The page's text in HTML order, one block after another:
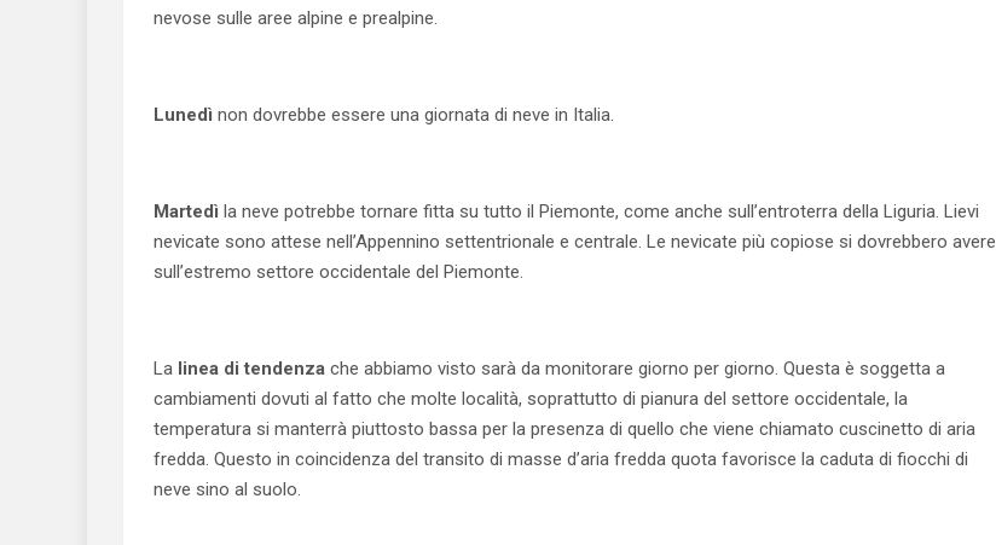
nevose sulle aree alpine e prealpine.
Lunedì non dovrebbe essere una giornata di neve in Italia.
Martedì la neve potrebbe tornare fitta su tutto il Piemonte, come anche sull’entroterra della Liguria. Lievi
nevicate sono attese nell’Appennino settentrionale e centrale. Le nevicate più copiose si dovrebbero avere
sull’estremo settore occidentale del Piemonte.
La linea di tendenza che abbiamo visto sarà da monitorare giorno per giorno. Questa è soggetta a
cambiamenti dovuti al fatto che molte località, soprattutto di pianura del settore occidentale, la
temperatura si manterrà piuttosto bassa per la presenza di quello che viene chiamato cuscinetto di aria
fredda. Questo in coincidenza del transito di masse d’aria fredda quota favorisce la caduta di fiocchi di
neve sino al suolo.